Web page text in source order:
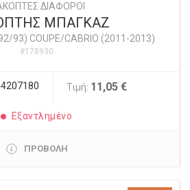
ΔΙΑΦΟΡΟΙ
ΜΠΑΓΚΑΖ
93) COUPE/CABRIO (2011-2013)
#178930
Τιμή: 11,05 €
Εξαντλημένο
ΠΡΟΒΟΛΗ